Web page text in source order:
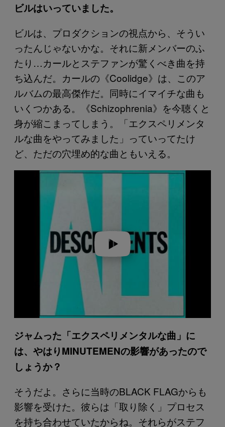
ビルはいっていました。
ビルは、プロダクションの視点から、そうい
ったんじゃないかな。それに新メンバーのふ
たり…カールとステファンが驚くべき曲を持
ち込んだ。カールの《Coolidge》は、このア
ルバムの最高傑作だ。同時にイマイチな曲も
いくつかある。《Schizophrenia》を今聴くと
身が縮こまってしまう。「エクスペリメンタ
ルな曲をやってみました」っていってたけ
ど、ただの穴埋め的な曲ともいえる。
ジャムった「エクスペリメンタルな曲」に
は、やはりMINUTEMENの影響があったので
しょうか？
そうだよ。さらに当時のBLACK FLAGからも
影響を受けた。彼らは「取り除く」プロセス
を持ち合わせていたからね。それらがステフ